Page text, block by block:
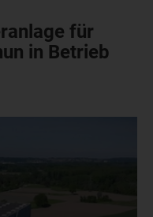
für
in Betrieb